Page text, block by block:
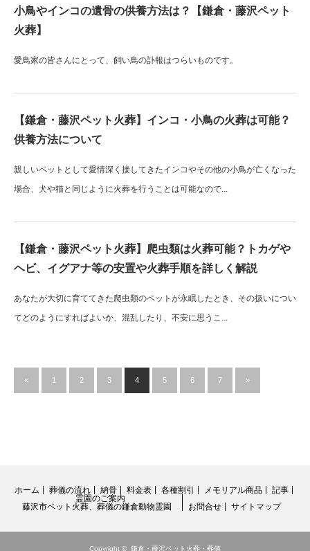
小鳥やインコの遺骨の供養方法は？【鎌倉・藤沢ペット
火葬】
愛鳥家の皆さんにとって、飼い鳥の訃報はつらいものです。
【鎌倉・藤沢ペット火葬】インコ・小鳥の火葬は可能？
供養方法について
親しいペットとして愛情深く接してきたインコやその他の小鳥が亡くなった
場合、犬や猫と同じように火葬を行うことは可能なので...
【鎌倉・藤沢ペット火葬】爬虫類は火葬可能？トカゲや
ヘビ、イグアナ等の安置や火葬手順を詳しく解説
あなたが大切に育ててきた爬虫類のペットが永眠したとき、その扱いについ
てどのようにすればよいか、混乱したり、不安に思うこ...
« 1 2 3 4 5 6 7 »
ホーム 葬儀の流れ 納骨 料金表 各種割引 メモリアル商品
記事
霊園のご案内
藤沢市ペット火葬、葬儀の鎌倉動物霊園
お問合せ サイトマップ
Copyright © 鎌倉・藤沢ペット火葬・葬儀